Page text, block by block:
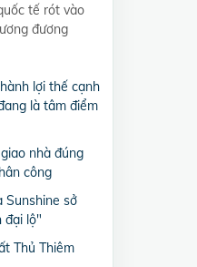
tế rót vào
đương
lợi thế cạnh
là tâm điểm
nhà đúng
công
Sunshine sở
đại lộ"
Thủ Thiêm